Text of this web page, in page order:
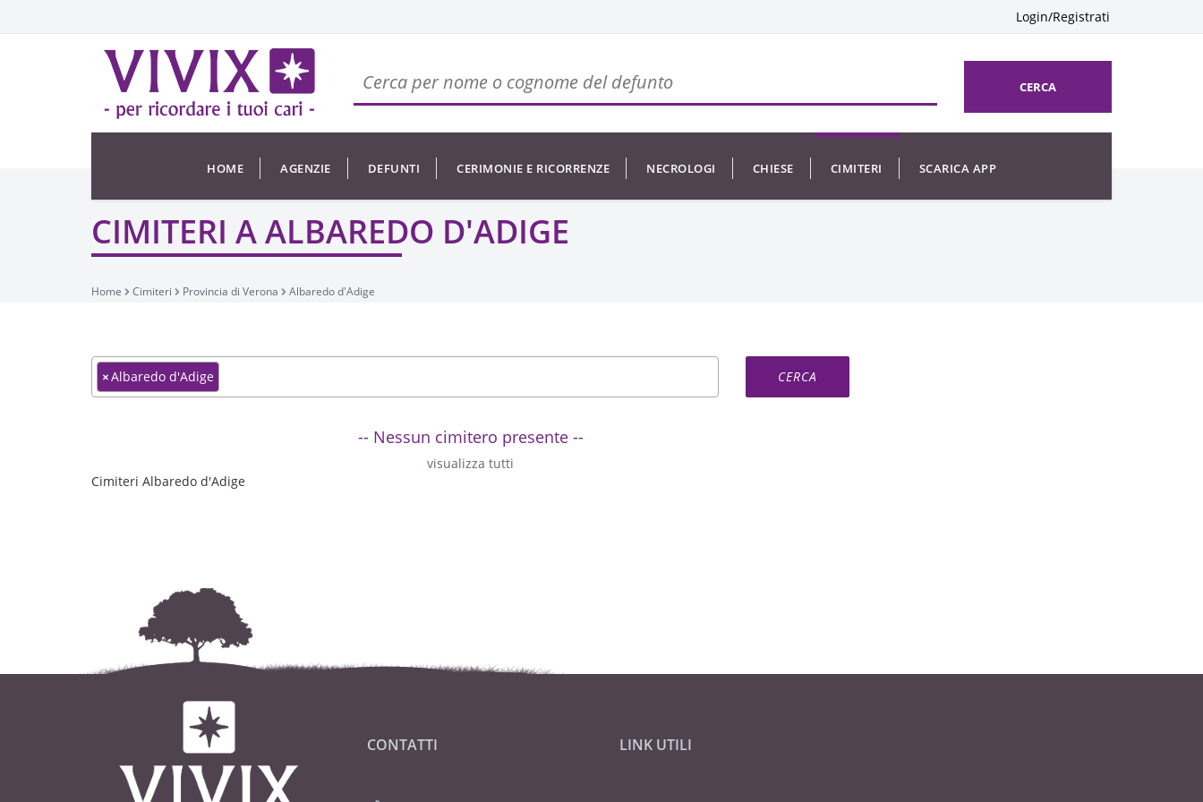
Login/Registrati
CERCA
HOME AGENZIE DEFUNTI CERIMONIE E RICORRENZE NECROLOGI CHIESE CIMITERI SCARICA APP
CIMITERI A ALBAREDO D'ADIGE
Home Cimiteri Provincia di Verona Albaredo d'Adige
×Albaredo d'Adige
-- Nessun cimitero presente --
visualizza tutti
Cimiteri Albaredo d'Adige
CONTATTI LINK UTILI